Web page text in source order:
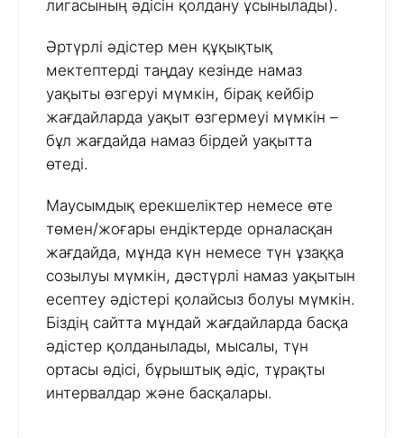
лигасының әдісін қолдану ұсынылады).
Әртүрлі әдістер мен құқықтық
мектептерді таңдау кезінде намаз
уақыты өзгеруі мүмкін, бірақ кейбір
жағдайларда уақыт өзгермеуі мүмкін –
бұл жағдайда намаз бірдей уақытта
өтеді.
Маусымдық ерекшеліктер немесе өте
төмен/жоғары ендіктерде орналасқан
жағдайда, мұнда күн немесе түн ұзаққа
созылуы мүмкін, дәстүрлі намаз уақытын
есептеу әдістері қолайсыз болуы мүмкін.
Біздің сайтта мұндай жағдайларда басқа
әдістер қолданылады, мысалы, түн
ортасы әдісі, бұрыштық әдіс, тұрақты
интервалдар және басқалары.